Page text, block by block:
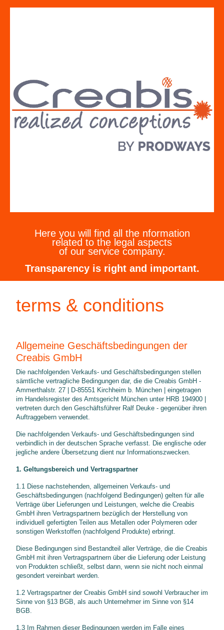
Here you will find all the nformation
related to the legal aspects
of our service company.
Transparency is right and important.
terms & conditions
Allgemeine Geschäftsbedingungen der
Creabis GmbH
Die nachfolgenden Verkaufs- und Geschäftsbedingungen stellen
sämtliche vertragliche Bedingungen dar, die die Creabis GmbH -
Ammerthalstr. 27 | D-85551 Kirchheim b. München | eingetragen
im Handelsregister des Amtsgericht München unter HRB 194900 |
vertreten durch den Geschäftsführer Ralf Deuke - gegenüber ihren
Auftraggebern verwendet.
Die nachfolgenden Verkaufs- und Geschäftsbedingungen sind
verbindlich in der deutschen Sprache verfasst. Die englische oder
jegliche andere Übersetzung dient nur Informationszwecken.
1. Geltungsbereich und Vertragspartner
1.1 Diese nachstehenden, allgemeinen Verkaufs- und
Geschäftsbedingungen (nachfolgend Bedingungen) gelten für alle
Verträge über Lieferungen und Leistungen, welche die Creabis
GmbH ihren Vertragspartnern bezüglich der Herstellung von
individuell gefertigten Teilen aus Metallen oder Polymeren oder
sonstigen Werkstoffen (nachfolgend Produkte) erbringt.
Diese Bedingungen sind Bestandteil aller Verträge, die die Creabis
GmbH mit ihren Vertragspartnern über die Lieferung oder Leistung
von Produkten schließt, selbst dann, wenn sie nicht noch einmal
gesondert vereinbart werden.
1.2 Vertragspartner der Creabis GmbH sind sowohl Verbraucher im
Sinne von §13 BGB, als auch Unternehmer im Sinne von §14
BGB.
1.3 Im Rahmen dieser Bedingungen werden im Falle eines